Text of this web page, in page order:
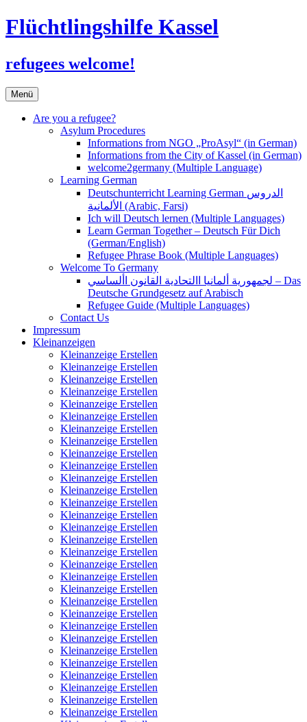
Flüchtlingshilfe Kassel
refugees welcome!
Menü Zum
Inhalt
springen
Are you a refugee?
Asylum Procedures
Informations from NGO „ProAsyl“ (in German)
Informations from the City of Kassel (in German)
welcome2germany (Multiple Language)
Learning German
Deutschunterricht Learning German الدروس
الألمانية (Arabic, Farsi)
Ich will Deutsch lernen (Multiple Languages)
Learn German Together – Deutsch Für Dich
(German/English)
Refugee Phrase Book (Multiple Languages)
Welcome To Germany
لجمهورية ألمانيا االتحادية القانون األساسي – Das
Deutsche Grundgesetz auf Arabisch
Refugee Guide (Multiple Languages)
Contact Us
Impressum
Kleinanzeigen
Kleinanzeige Erstellen
Kleinanzeige Erstellen
Kleinanzeige Erstellen
Kleinanzeige Erstellen
Kleinanzeige Erstellen
Kleinanzeige Erstellen
Kleinanzeige Erstellen
Kleinanzeige Erstellen
Kleinanzeige Erstellen
Kleinanzeige Erstellen
Kleinanzeige Erstellen
Kleinanzeige Erstellen
Kleinanzeige Erstellen
Kleinanzeige Erstellen
Kleinanzeige Erstellen
Kleinanzeige Erstellen
Kleinanzeige Erstellen
Kleinanzeige Erstellen
Kleinanzeige Erstellen
Kleinanzeige Erstellen
Kleinanzeige Erstellen
Kleinanzeige Erstellen
Kleinanzeige Erstellen
Kleinanzeige Erstellen
Kleinanzeige Erstellen
Kleinanzeige Erstellen
Kleinanzeige Erstellen
Kleinanzeige Erstellen
Kleinanzeige Erstellen
Kleinanzeige Erstellen